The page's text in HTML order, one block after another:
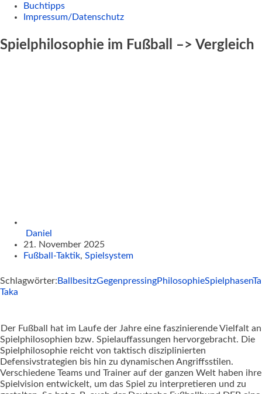
Buchtipps
Impressum/Datenschutz
Spielphilosophie im Fußball –> Vergleich
Daniel
21. November 2025
Fußball-Taktik, Spielsystem
Schlagwörter: BallbesitzGegenpressingPhilosophieSpielphasen
Taka
Der Fußball hat im Laufe der Jahre eine faszinierende Vielfalt an
Spielphilosophien bzw. Spielauffassungen hervorgebracht. Die
Spielphilosophie reicht von taktisch disziplinierten
Defensivstrategien bis hin zu dynamischen Angriffsstilen.
Verschiedene Teams und Trainer auf der ganzen Welt haben ihre
Spielvision entwickelt, um das Spiel zu interpretieren und zu